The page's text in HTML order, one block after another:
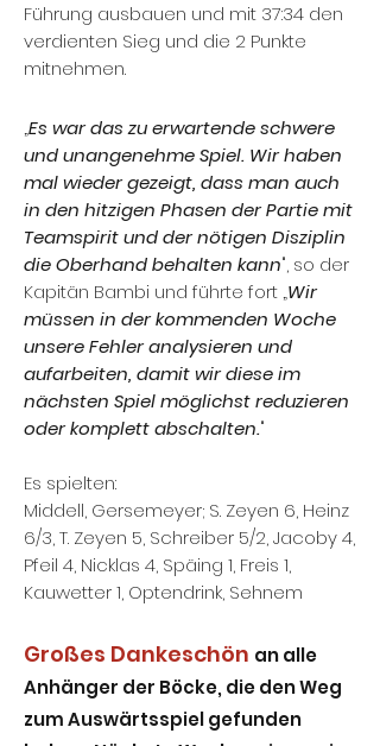
Führung ausbauen und mit 37:34 den
verdienten Sieg und die 2 Punkte
mitnehmen.
„Es war das zu erwartende schwere
und unangenehme Spiel. Wir haben
mal wieder gezeigt, dass man auch
in den hitzigen Phasen der Partie mit
Teamspirit und der nötigen Disziplin
die Oberhand behalten kann", so der
Kapitän Bambi und führte fort „Wir
müssen in der kommenden Woche
unsere Fehler analysieren und
aufarbeiten, damit wir diese im
nächsten Spiel möglichst reduzieren
oder komplett abschalten."
Es spielten:
Middell, Gersemeyer; S. Zeyen 6, Heinz
6/3, T. Zeyen 5, Schreiber 5/2, Jacoby 4,
Pfeil 4, Nicklas 4, Späing 1, Freis 1,
Kauwetter 1, Optendrink, Sehnem
Großes Dankeschön an alle
Anhänger der Böcke, die den Weg
zum Auswärtsspiel gefunden